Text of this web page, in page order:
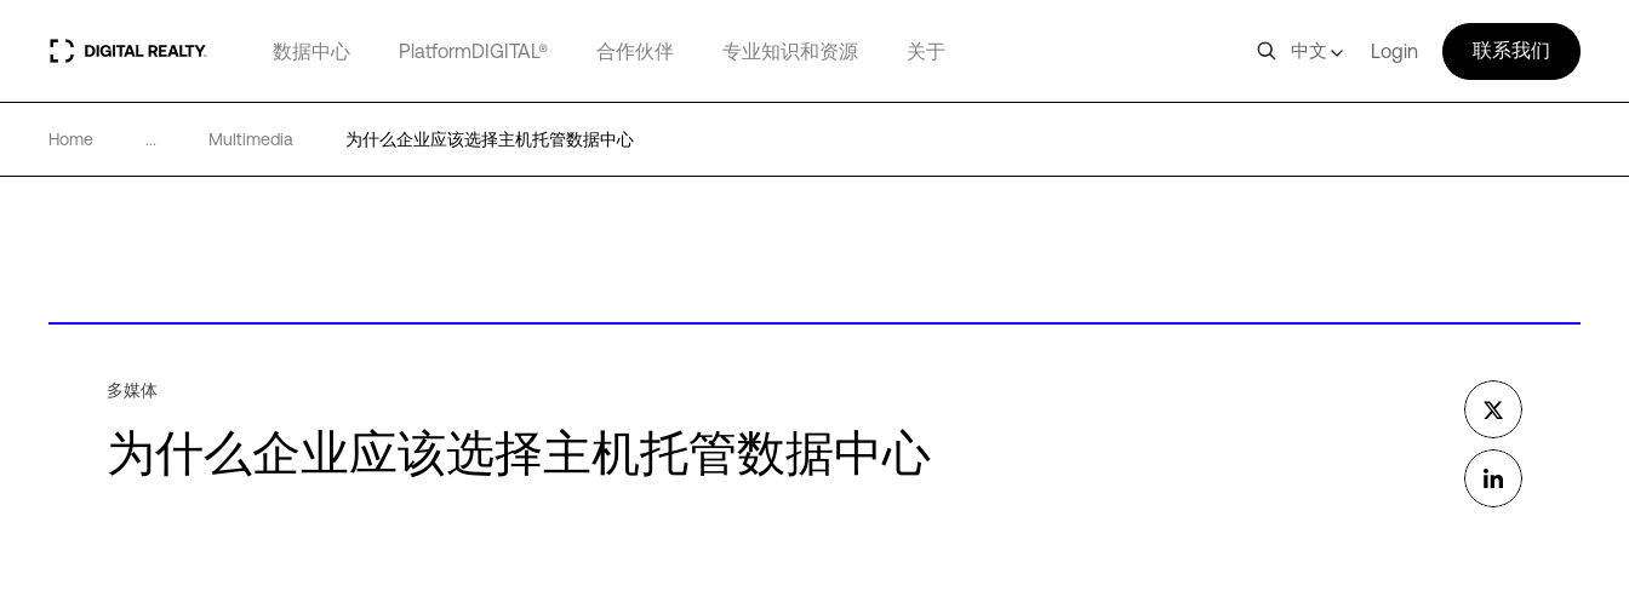
数据中心 PlatformDIGITAL® 合作伙伴 专业知识和资源 关于 中文 Login 联系我们
Home ... Multimedia 为什么企业应该选择主机托管数据中心
多媒体
为什么企业应该选择主机托管数据中心